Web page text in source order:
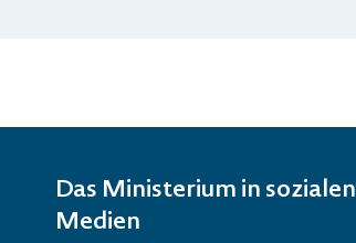
Das Ministerium in sozialen
Medien